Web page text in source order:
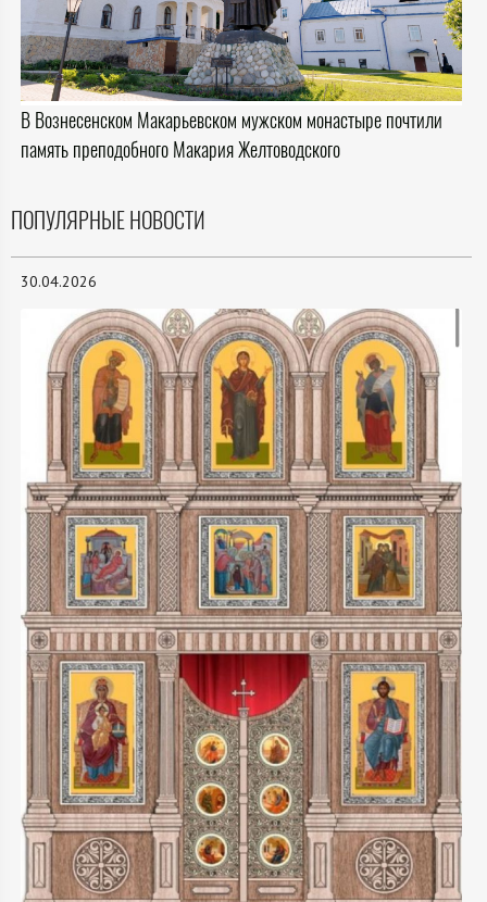
В Вознесенском Макарьевском мужском монастыре почтили
память преподобного Макария Желтоводского
ПОПУЛЯРНЫЕ НОВОСТИ
30.04.2026